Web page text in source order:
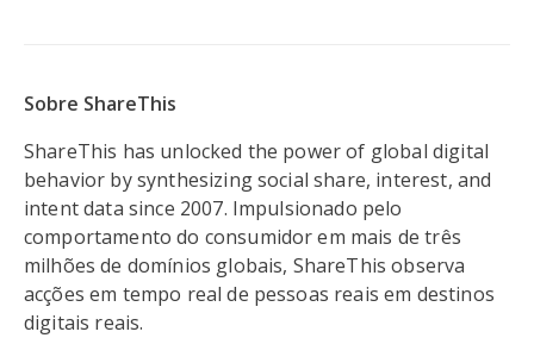
Sobre ShareThis
ShareThis has unlocked the power of global digital
behavior by synthesizing social share, interest, and
intent data since 2007. Impulsionado pelo
comportamento do consumidor em mais de três
milhões de domínios globais, ShareThis observa
acções em tempo real de pessoas reais em destinos
digitais reais.